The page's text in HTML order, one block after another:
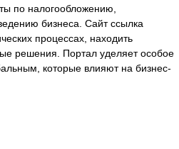
по налогообложению,
бизнеса. Сайт ссылка
процессах, находить
решения. Портал уделяет особое
которые влияют на бизнес-